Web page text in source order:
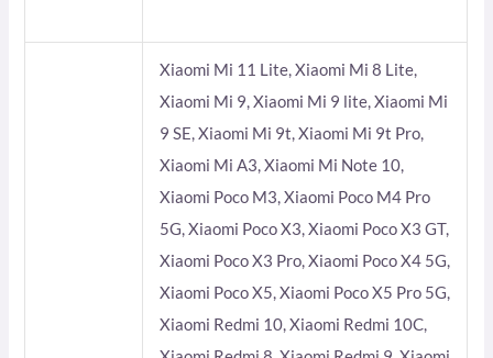
Xiaomi Mi 11 Lite, Xiaomi Mi 8 Lite,
Xiaomi Mi 9, Xiaomi Mi 9 lite, Xiaomi Mi
9 SE, Xiaomi Mi 9t, Xiaomi Mi 9t Pro,
Xiaomi Mi A3, Xiaomi Mi Note 10,
Xiaomi Poco M3, Xiaomi Poco M4 Pro
5G, Xiaomi Poco X3, Xiaomi Poco X3 GT,
Xiaomi Poco X3 Pro, Xiaomi Poco X4 5G,
Xiaomi Poco X5, Xiaomi Poco X5 Pro 5G,
Xiaomi Redmi 10, Xiaomi Redmi 10C,